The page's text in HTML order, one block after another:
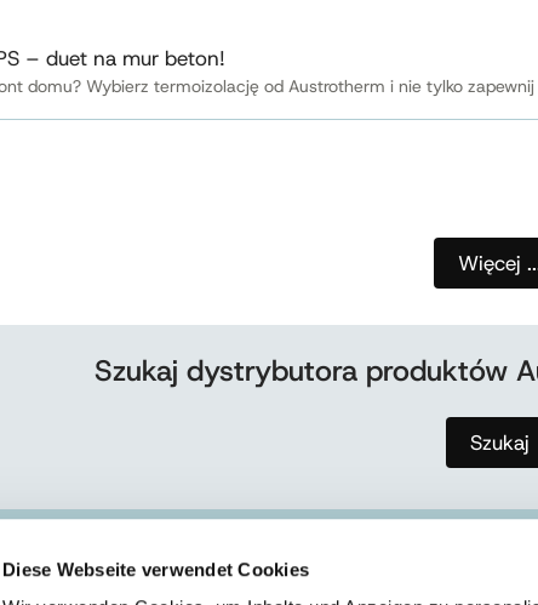
Diese Webseite verwendet Cookies
– duet na mur beton!
domu? Wybierz termoizolację od Austrotherm i nie tylko
Więcej
Szukaj dystrybutora produktów
Szukaj
ZAKŁAD II - SKIERNIEWICE